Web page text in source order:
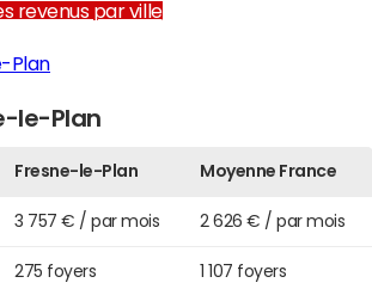
revenus par ville
Plan
le-Plan
Fresne-le-Plan Moyenne France
3 757 € / par mois 2 626 € / par mois
275 foyers 1 107 foyers